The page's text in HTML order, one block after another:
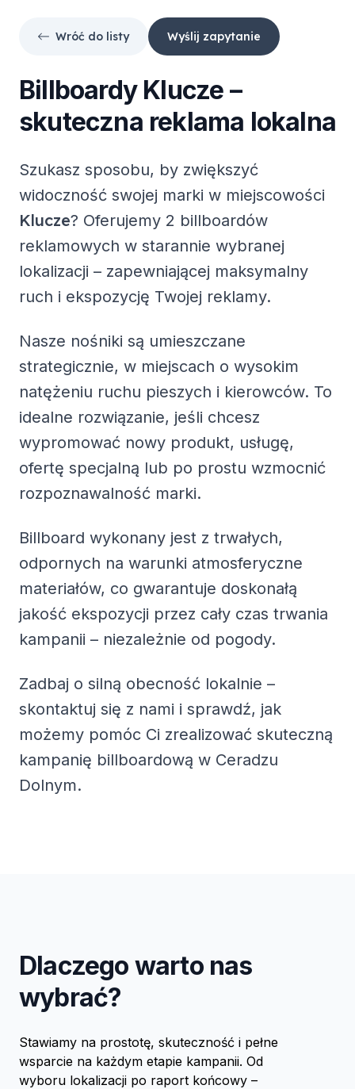
Wróć do listy Wyślij zapytanie
Billboardy Klucze –
skuteczna reklama lokalna
Szukasz sposobu, by zwiększyć
widoczność swojej marki w miejscowości
Klucze? Oferujemy 2 billboardów
reklamowych w starannie wybranej
lokalizacji – zapewniającej maksymalny
ruch i ekspozycję Twojej reklamy.
Nasze nośniki są umieszczane
strategicznie, w miejscach o wysokim
natężeniu ruchu pieszych i kierowców. To
idealne rozwiązanie, jeśli chcesz
wypromować nowy produkt, usługę,
ofertę specjalną lub po prostu wzmocnić
rozpoznawalność marki.
Billboard wykonany jest z trwałych,
odpornych na warunki atmosferyczne
materiałów, co gwarantuje doskonałą
jakość ekspozycji przez cały czas trwania
kampanii – niezależnie od pogody.
Zadbaj o silną obecność lokalnie –
skontaktuj się z nami i sprawdź, jak
możemy pomóc Ci zrealizować skuteczną
kampanię billboardową w Ceradzu
Dolnym.
Dlaczego warto nas
wybrać?
Stawiamy na prostotę, skuteczność i pełne
wsparcie na każdym etapie kampanii. Od
wyboru lokalizacji po raport końcowy –